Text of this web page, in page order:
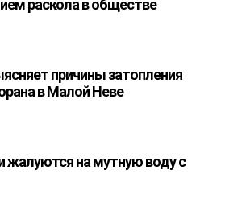
раскола в обществе
причины затопления
в Малой Неве
на мутную воду с